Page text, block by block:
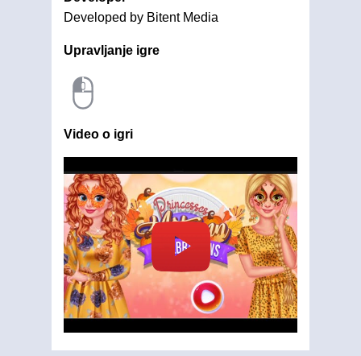
Developed by Bitent Media
Upravljanje igre
Video o igri